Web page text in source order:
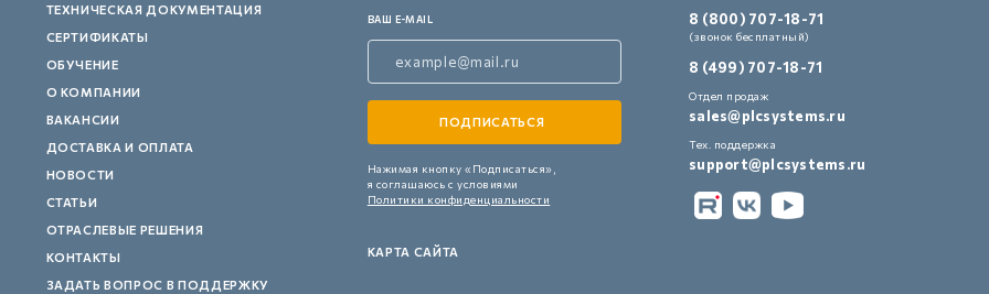
ТЕХНИЧЕСКАЯ ДОКУМЕНТАЦИЯ
СЕРТИФИКАТЫ
ОБУЧЕНИЕ
О КОМПАНИИ
ВАКАНСИИ
ДОСТАВКА И ОПЛАТА
НОВОСТИ
СТАТЬИ
ОТРАСЛЕВЫЕ РЕШЕНИЯ
КОНТАКТЫ
ЗАДАТЬ ВОПРОС В ПОДДЕРЖКУ
ВАШ E-MAIL
Нажимая кнопку «Подписаться»,
я соглашаюсь с условиями
Политики конфиденциальности
КАРТА САЙТА
8 (800) 707-18-71
(звонок бесплатный)
8 (499) 707-18-71
Отдел продаж
sales@plcsystems.ru
Тех. поддержка
support@plcsystems.ru